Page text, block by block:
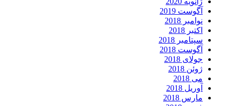
آگوست 2019
نوامبر 2018
اکتبر 2018
سپتامبر 2018
آگوست 2018
جولای 2018
ژوئن 2018
می 2018
آوریل 2018
مارس 2018